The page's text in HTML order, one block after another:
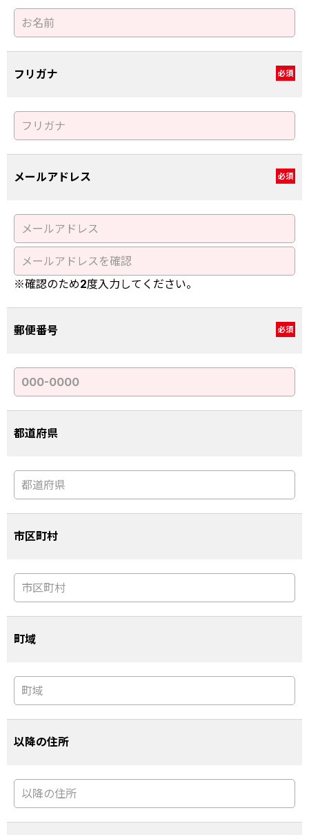
フリガナ 必須
メールアドレス 必須
※確認のため2度入力してください。
郵便番号 必須
都道府県
市区町村
町域
以降の住所